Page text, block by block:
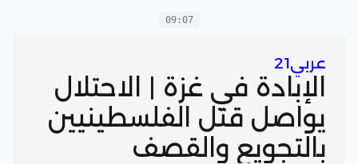
09:07
عربي21
الإبادة في غزة | الاحتلال
يواصل قتل الفلسطينيين
بالتجويع والقصف